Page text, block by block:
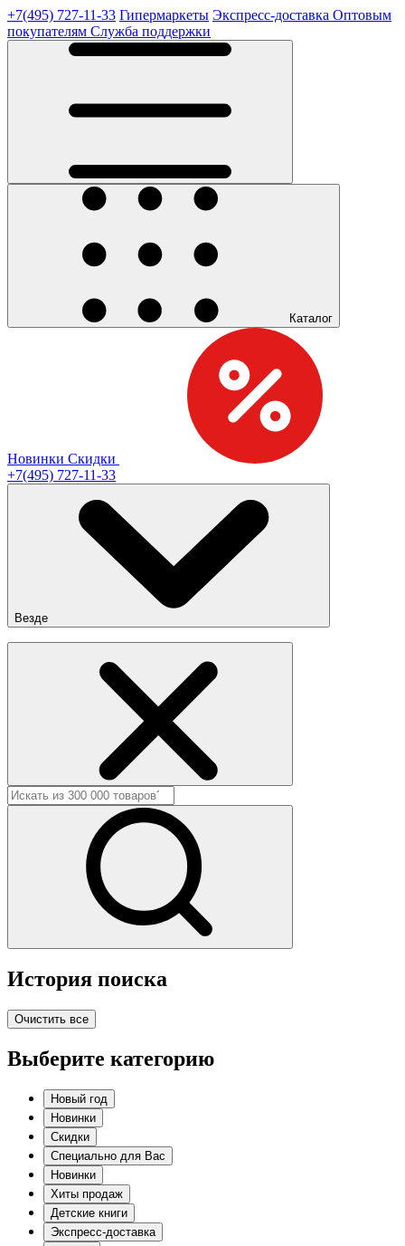
+7(495) 727-11-33 Гипермаркеты Экспресс-доставка Оптовым
покупателям Служба поддержки
Каталог
Новинки Скидки
+7(495) 727-11-33
Везде
История поиска
Очистить все
Выберите категорию
Новый год
Новинки
Скидки
Специально для Вас
Новинки
Хиты продаж
Детские книги
Экспресс-доставка